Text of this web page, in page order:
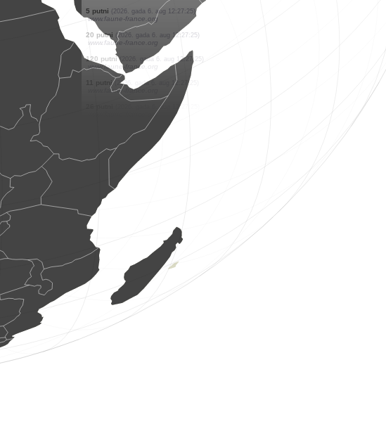
6 putni (2026. gada 6. aug 12:27:25)
www.faune-france.org
5 putni (2026. gada 6. aug 12:27:25)
www.faune-france.org
10 putni (2026. gada 6. aug 12:27:25)
www.faune-france.org
10 putni (2026. gada 6. aug 12:27:25)
www.faune-france.org
(2026. gada 6. aug 12:27:25)
www.faune-france.org
(2026. gada 6. aug 12:27:25)
www.faune-france.org
6 putni (2026. gada 6. aug 12:27:25)
www.faune-france.org
(2026. gada 6. aug 12:27:25)
www.faune-france.org
5 putni
www.faune-france.org
20 putni (2026. gada 6. aug 12:27:25)
www.faune-france.org
120 putni (2026. gada 6. aug 12:27:25)
www.faune-france.org
11 putni (2026. gada 6. aug 12:27:25)
www.faune-france.org
26 putni (2026. gada 6. aug 12:27:25)
www.faune-france.org
(2026. gada 6. aug 12:27:25)
www.faune-france.org